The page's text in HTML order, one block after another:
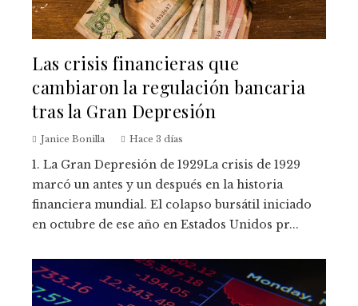
Las crisis financieras que
cambiaron la regulación bancaria
tras la Gran Depresión
Janice Bonilla Hace 3 días
1. La Gran Depresión de 1929La crisis de 1929
marcó un antes y un después en la historia
financiera mundial. El colapso bursátil iniciado
en octubre de ese año en Estados Unidos pr...